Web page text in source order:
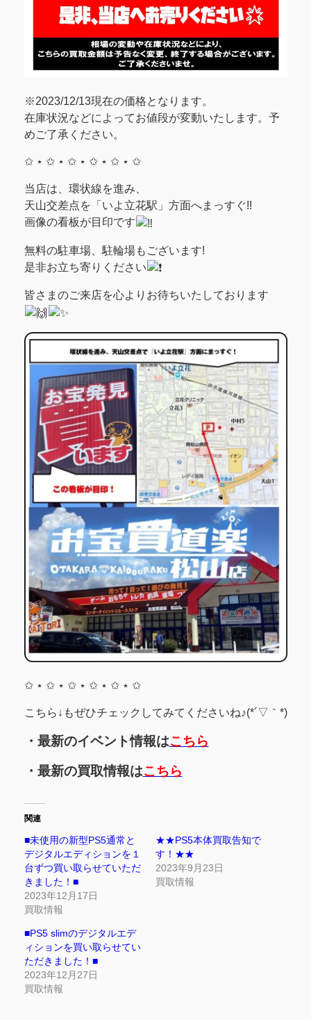
※2023/12/13現在の価格となります。
在庫状況などによってお値段が変動いたします。予
めご了承ください。
✩ ⋆ ✩ ⋆ ✩ ⋆ ✩ ⋆ ✩ ⋆ ✩
当店は、環状線を進み、
天山交差点を「いよ立花駅」方面へまっすぐ!!
画像の看板が目印です
無料の駐車場、駐輪場もございます!
是非お立ち寄りください
皆さまのご来店を心よりお待ちいたしております
✩ ⋆ ✩ ⋆ ✩ ⋆ ✩ ⋆ ✩ ⋆ ✩
こちら↓もぜひチェックしてみてくださいね♪(*´▽｀*)
・最新のイベント情報はこちら
・最新の買取情報はこちら
関連
■未使用の新型PS5通常と
デジタルエディションを１
台ずつ買い取らせていただ
きました！■
2023年12月17日
買取情報
★★PS5本体買取告知で
す！★★
2023年9月23日
買取情報
■PS5 slimのデジタルエデ
ィションを買い取らせてい
ただきました！■
2023年12月27日
買取情報